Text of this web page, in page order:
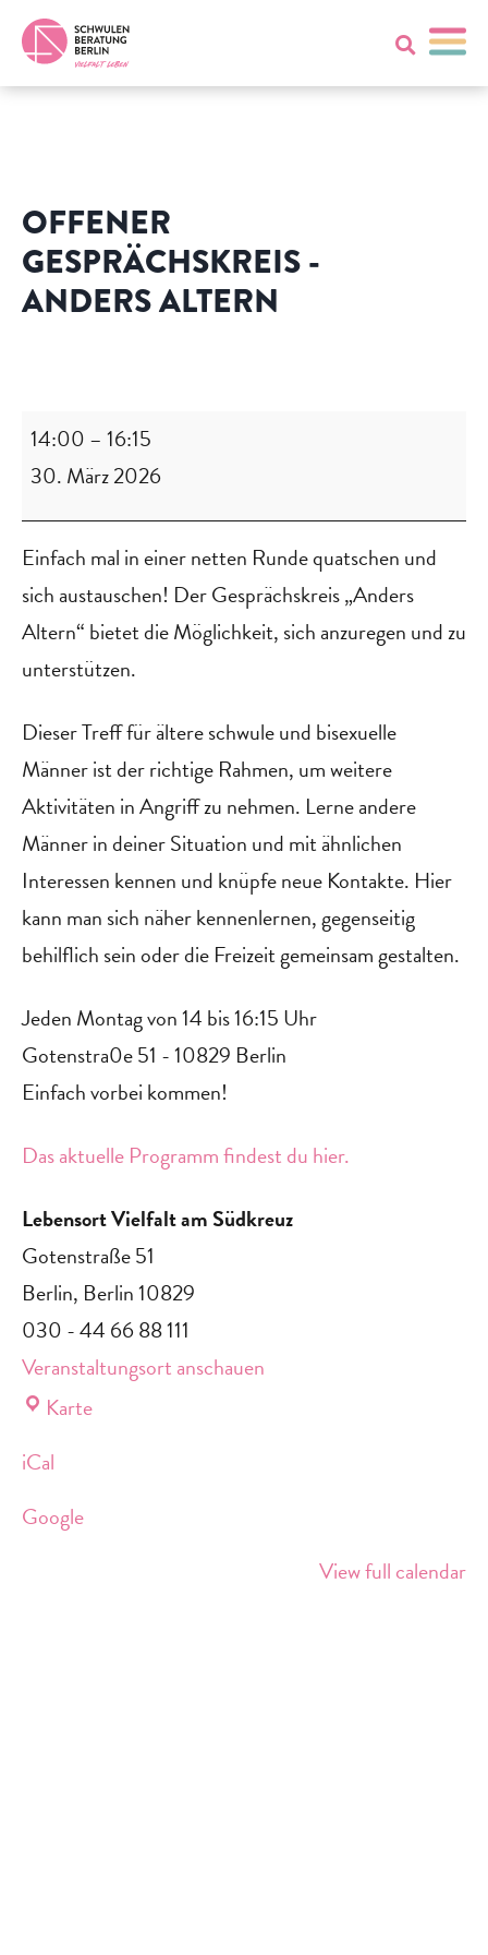
OFFENER
GESPRÄCHSKREIS -
ANDERS ALTERN
14:00 – 16:15
30. März 2026
Einfach mal in einer netten Runde quatschen und
sich austauschen! Der Gesprächskreis „Anders
Altern“ bietet die Möglichkeit, sich anzuregen und zu
unterstützen.
Dieser Treff für ältere schwule und bisexuelle
Männer ist der richtige Rahmen, um weitere
Aktivitäten in Angriff zu nehmen. Lerne andere
Männer in deiner Situation und mit ähnlichen
Interessen kennen und knüpfe neue Kontakte. Hier
kann man sich näher kennenlernen, gegenseitig
behilflich sein oder die Freizeit gemeinsam gestalten.
Jeden Montag von 14 bis 16:15 Uhr
Gotenstra0e 51 - 10829 Berlin
Einfach vorbei kommen!‍
Das aktuelle Programm findest du hier.
Lebensort Vielfalt am Südkreuz
Gotenstraße 51
Berlin, Berlin10829
030 - 44 66 88 111
Veranstaltungsort anschauen
KarteLebensort
iCal
Google
View full calendar